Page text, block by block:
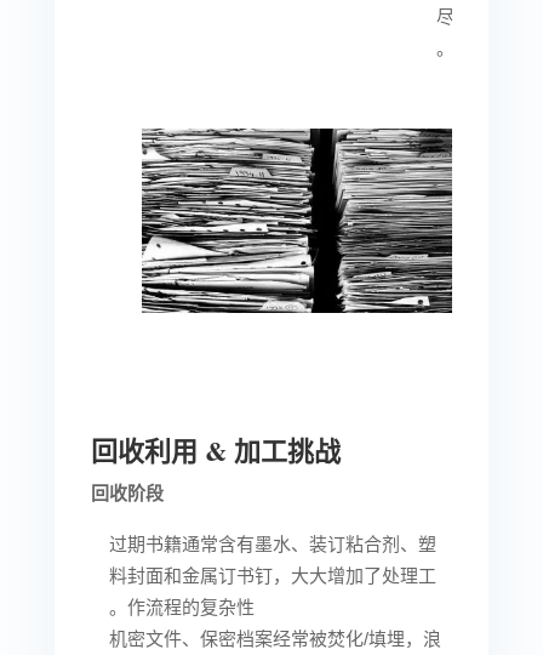
尽管实现了
回收利用 &加工挑战
回收阶段
过期书籍通常含有墨水、装订粘合剂、塑
料封面和金属订书钉，大大增加了处理工
作流程的复杂性。
机密文件、保密档案经常被焚化/填埋，浪